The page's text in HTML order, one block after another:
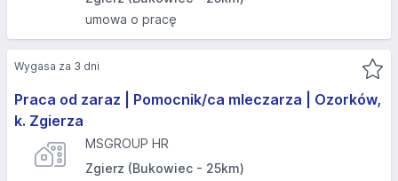
umowa o pracę
Praca od zaraz | Pomocnik/ca mleczarza | Ozorków,
k. Zgierza
MSGROUP HR
Zgierz (Bukowiec - 25km)
Wygasa za 3 dni